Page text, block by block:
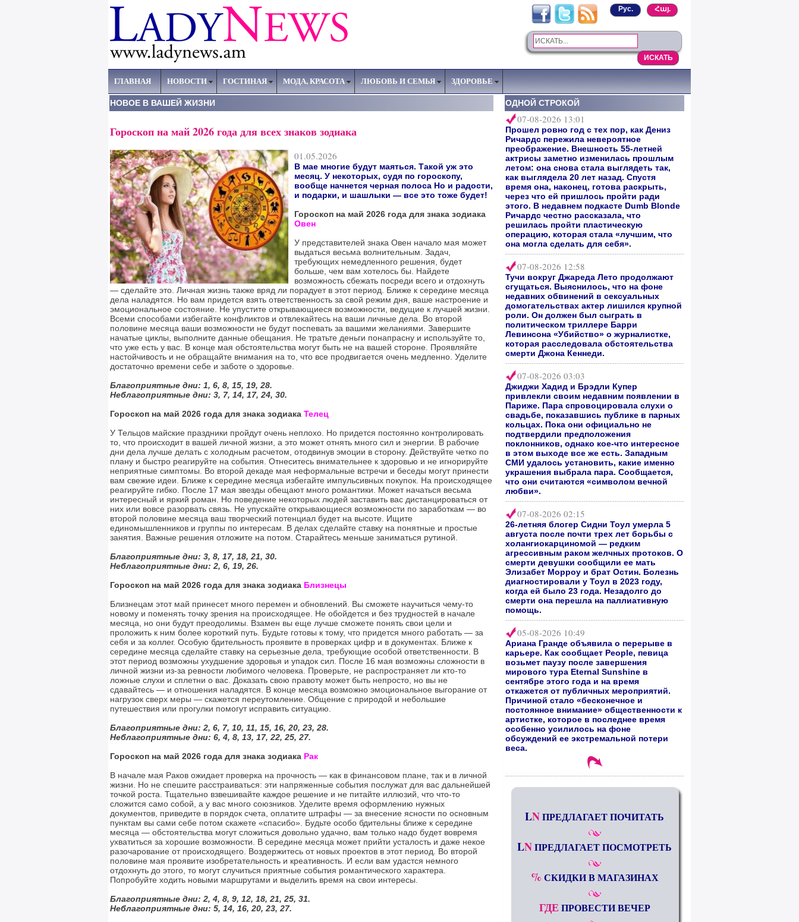
Հայ.
Рус.
ГЛАВНАЯ НОВОСТИ ГОСТИНАЯ МОДА, КРАСОТА ЛЮБОВЬ И СЕМЬЯ ЗДОРОВЬЕ
НОВОЕ В ВАШЕЙ ЖИЗНИ
Гороскоп на май 2026 года для всех знаков зодиака
01.05.2026
В мае многие будут маяться. Такой уж это
месяц. У некоторых, судя по гороскопу,
вообще начнется черная полоса Но и радости,
и подарки, и шашлыки — все это тоже будет!
Гороскоп на май 2026 года для знака зодиака
Овен
У представителей знака Овен начало мая может
выдаться весьма волнительным. Задач,
требующих немедленного решения, будет
больше, чем вам хотелось бы. Найдете
возможность сбежать посреди всего и отдохнуть
— сделайте это. Личная жизнь также вряд ли порадует в этот период. Ближе к середине месяца
дела наладятся. Но вам придется взять ответственность за свой режим дня, ваше настроение и
эмоциональное состояние. Не упустите открывающиеся возможности, ведущие к лучшей жизни.
Всеми способами избегайте конфликтов и отвлекайтесь на ваши личные дела. Во второй
половине месяца ваши возможности не будут поспевать за вашими желаниями. Завершите
начатые циклы, выполните данные обещания. Не тратьте деньги понапрасну и используйте то,
что уже есть у вас. В конце мая обстоятельства могут быть не на вашей стороне. Проявляйте
настойчивость и не обращайте внимания на то, что все продвигается очень медленно. Уделите
достаточно времени себе и заботе о здоровье.
Благоприятные дни: 1, 6, 8, 15, 19, 28.
Неблагоприятные дни: 3, 7, 14, 17, 24, 30.
Гороскоп на май 2026 года для знака зодиака Телец
У Тельцов майские праздники пройдут очень неплохо. Но придется постоянно контролировать
то, что происходит в вашей личной жизни, а это может отнять много сил и энергии. В рабочие
дни дела лучше делать с холодным расчетом, отодвинув эмоции в сторону. Действуйте четко по
плану и быстро реагируйте на события. Отнеситесь внимательнее к здоровью и не игнорируйте
неприятные симптомы. Во второй декаде мая неформальные встречи и беседы могут принести
вам свежие идеи. Ближе к середине месяца избегайте импульсивных покупок. На происходящее
реагируйте гибко. После 17 мая звезды обещают много романтики. Может начаться весьма
интересный и яркий роман. Но поведение некоторых людей заставить вас дистанцироваться от
них или вовсе разорвать связь. Не упускайте открывающиеся возможности по заработкам — во
второй половине месяца ваш творческий потенциал будет на высоте. Ищите
единомышленников и группы по интересам. В делах сделайте ставку на понятные и простые
занятия. Важные решения отложите на потом. Старайтесь меньше заниматься рутиной.
Благоприятные дни: 3, 8, 17, 18, 21, 30.
Неблагоприятные дни: 2, 6, 19, 26.
Гороскоп на май 2026 года для знака зодиака Близнецы
Близнецам этот май принесет много перемен и обновлений. Вы сможете научиться чему-то
новому и поменять точку зрения на происходящее. Не обойдется и без трудностей в начале
месяца, но они будут преодолимы. Взамен вы еще лучше сможете понять свои цели и
проложить к ним более короткий путь. Будьте готовы к тому, что придется много работать — за
себя и за коллег. Особую бдительность проявите в проверках цифр и в документах. Ближе к
середине месяца сделайте ставку на серьезные дела, требующие особой ответственности. В
этот период возможны ухудшение здоровья и упадок сил. После 16 мая возможны сложности в
личной жизни из-за ревности любимого человека. Проверьте, не распространяет ли кто-то
ложные слухи и сплетни о вас. Доказать свою правоту может быть непросто, но вы не
сдавайтесь — и отношения наладятся. В конце месяца возможно эмоциональное выгорание от
нагрузок сверх меры — скажется переутомление. Общение с природой и небольшие
путешествия или прогулки помогут исправить ситуацию.
Благоприятные дни: 2, 6, 7, 10, 11, 15, 16, 20, 23, 28.
Неблагоприятные дни: 6, 4, 8, 13, 17, 22, 25, 27.
Гороскоп на май 2026 года для знака зодиака Рак
В начале мая Раков ожидает проверка на прочность — как в финансовом плане, так и в личной
жизни. Но не спешите расстраиваться: эти напряженные события послужат для вас дальнейшей
точкой роста. Тщательно взвешивайте каждое решение и не питайте иллюзий, что что-то
сложится само собой, а у вас много союзников. Уделите время оформлению нужных
документов, приведите в порядок счета, оплатите штрафы — за внесение ясности по основным
пунктам вы сами себе потом скажете «спасибо». Будьте особо бдительны ближе к середине
месяца — обстоятельства могут сложиться довольно удачно, вам только надо будет вовремя
ухватиться за хорошие возможности. В середине месяца может прийти усталость и даже некое
разочарование от происходящего. Воздержитесь от новых проектов в этот период. Во второй
половине мая проявите изобретательность и креативность. И если вам удастся немного
отдохнуть до этого, то могут случиться приятные события романтического характера.
Попробуйте ходить новыми маршрутами и выделить время на свои интересы.
Благоприятные дни: 2, 4, 8, 9, 12, 18, 21, 25, 31.
Неблагоприятные дни: 5, 14, 16, 20, 23, 27.
ОДНОЙ СТРОКОЙ
07-08-2026 13:01
Прошел ровно год с тех пор, как Дениз
Ричардс пережила невероятное
преображение. Внешность 55-летней
актрисы заметно изменилась прошлым
летом: она снова стала выглядеть так,
как выглядела 20 лет назад. Спустя
время она, наконец, готова раскрыть,
через что ей пришлось пройти ради
этого. В недавнем подкасте Dumb Blonde
Ричардс честно рассказала, что
решилась пройти пластическую
операцию, которая стала «лучшим, что
она могла сделать для себя».
07-08-2026 12:58
Тучи вокруг Джареда Лето продолжают
сгущаться. Выяснилось, что на фоне
недавних обвинений в сексуальных
домогательствах актер лишился крупной
роли. Он должен был сыграть в
политическом триллере Барри
Левинсона «Убийство» о журналистке,
которая расследовала обстоятельства
смерти Джона Кеннеди.
07-08-2026 03:03
Джиджи Хадид и Брэдли Купер
привлекли своим недавним появлении в
Париже. Пара спровоцировала слухи о
свадьбе, показавшись публике в парных
кольцах. Пока они официально не
подтвердили предположения
поклонников, однако кое-что интересное
в этом выходе все же есть. Западным
СМИ удалось установить, какие именно
украшения выбрала пара. Сообщается,
что они считаются «символом вечной
любви».
07-08-2026 02:15
26-летняя блогер Сидни Тоул умерла 5
августа после почти трех лет борьбы с
холангиокарциномой — редким
агрессивным раком желчных протоков. О
смерти девушки сообщили ее мать
Элизабет Морроу и брат Остин. Болезнь
диагностировали у Тоул в 2023 году,
когда ей было 23 года. Незадолго до
смерти она перешла на паллиативную
помощь.
05-08-2026 10:49
Ариана Гранде объявила о перерыве в
карьере. Как сообщает People, певица
возьмет паузу после завершения
мирового тура Eternal Sunshine в
сентябре этого года и на время
откажется от публичных мероприятий.
Причиной стало «бесконечное и
постоянное внимание» общественности к
артистке, которое в последнее время
особенно усилилось на фоне
обсуждений ее экстремальной потери
веса.
LNПРЕДЛАГАЕТ ПОЧИТАТЬ
LNПРЕДЛАГАЕТ ПОСМОТРЕТЬ
% СКИДКИ В МАГАЗИНАХ
ГДЕ ПРОВЕСТИ ВЕЧЕР